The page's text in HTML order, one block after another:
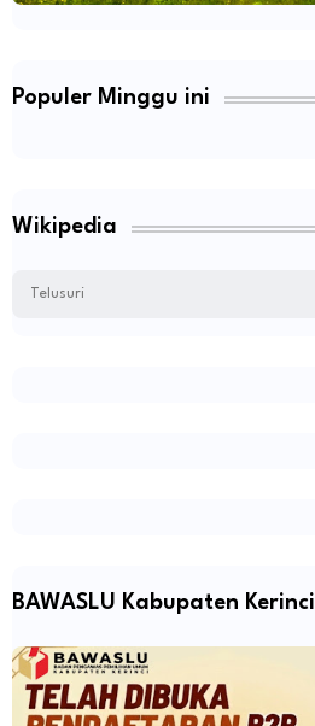
Populer Minggu ini
Wikipedia
BAWASLU Kabupaten Kerinci